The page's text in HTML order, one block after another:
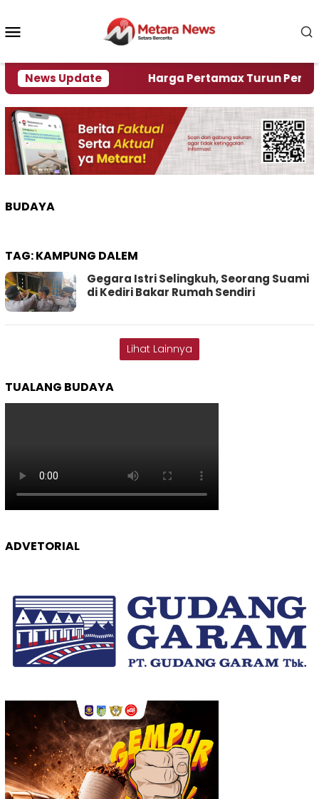
konten
News Update
Krisi Air Harga Pertamax Turun Per Hari
BUDAYA
TAG:KAMPUNG DALEM
Gegara Istri Selingkuh, Seorang Suami
di Kediri Bakar Rumah Sendiri
Lihat Lainnya
TUALANG BUDAYA
ADVETORIAL